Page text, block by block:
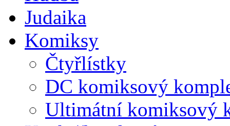
Judaika
Komiksy
Čtyřlístky
DC komiksový
Ultimátní komiksový